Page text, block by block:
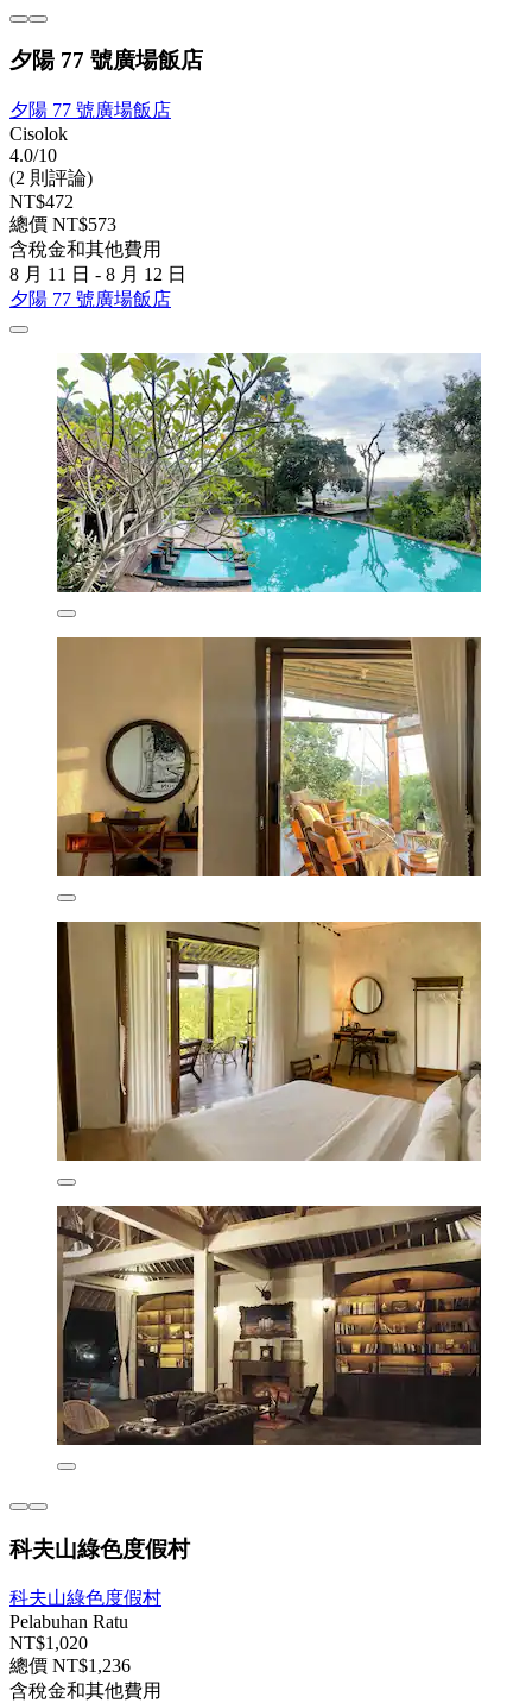
夕陽 77 號廣場飯店
夕陽 77 號廣場飯店
Cisolok
4.0/10
(2 則評論)
NT$472
總價 NT$573
含稅金和其他費用
8 月 11 日 - 8 月 12 日
夕陽 77 號廣場飯店
科夫山綠色度假村
科夫山綠色度假村
Pelabuhan Ratu
NT$1,020
總價 NT$1,236
含稅金和其他費用